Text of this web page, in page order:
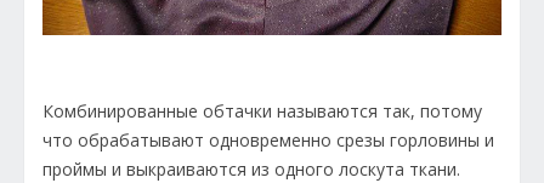
Комбинированные обтачки называются так, потому
что обрабатывают одновременно срезы горловины и
проймы и выкраиваются из одного лоскута ткани.